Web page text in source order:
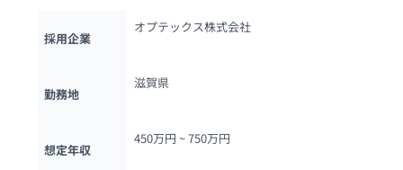
採用企業
オプテックス株式会社
勤務地
滋賀県
想定年収
450万円 ~ 750万円